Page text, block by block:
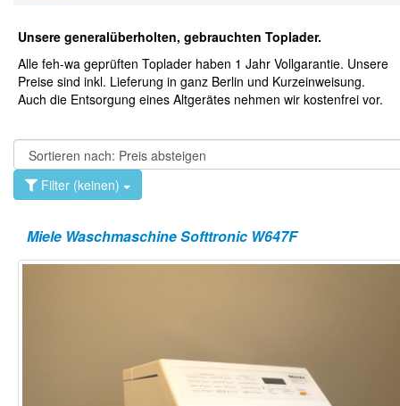
Unsere generalüberholten, gebrauchten Toplader.
Alle feh-wa geprüften Toplader haben 1 Jahr Vollgarantie. Unsere
Preise sind inkl. Lieferung in ganz Berlin und Kurzeinweisung.
Auch die Entsorgung eines Altgerätes nehmen wir kostenfrei vor.
Filter (keinen)
Miele Waschmaschine Softtronic W647F